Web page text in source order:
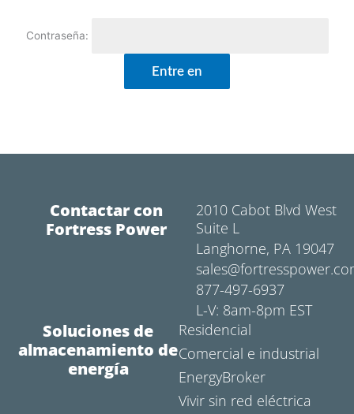
Contraseña:
Contactar con
Fortress Power
2010 Cabot Blvd West
Suite L
Langhorne, PA 19047
877-497-6937
L-V: 8am-8pm EST
Soluciones de
almacenamiento de
energía
Residencial
Comercial e industrial
EnergyBroker
Vivir sin red eléctrica